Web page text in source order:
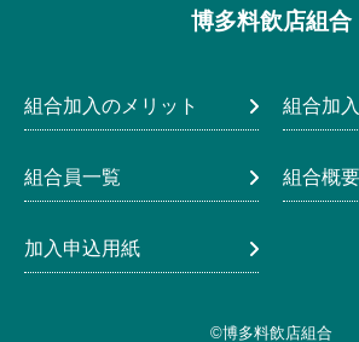
博多料飲店組合
組合加入のメリット 組合加
組合員一覧 組合概要
加入申込用紙
©博多料飲店組合